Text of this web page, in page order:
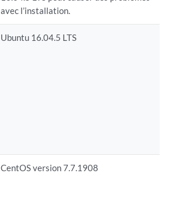
avec l’installation.
Ubuntu 16.04.5 LTS
CentOS version 7.7.1908